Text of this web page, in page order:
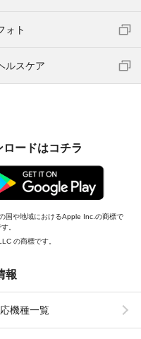
ォト
ルスケア
ードはコチラ
国や地域におけるApple Inc.の商標で
。
の商標です。
報
機種一覧